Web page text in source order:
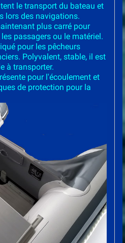
le transport du bateau et
lors des navigations.
plus carré pour
passagers ou le matériel.
pour les pêcheurs
Polyvalent, stable, il est
à transporter.
pour l'écoulement et
de protection pour la